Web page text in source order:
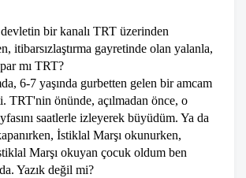
bir kanalı TRT üzerinden
itibarsızlaştırma gayretinde olan yalanla,
mı TRT?
6-7 yaşında gurbetten gelen bir amcam
TRT'nin önünde, açılmadan önce, o
saatlerle izleyerek büyüdüm. Ya da
İstiklal Marşı okunurken,
Marşı okuyan çocuk oldum ben
Yazık değil mi?